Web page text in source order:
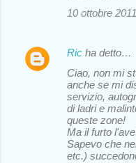
10 ottobre
Ric ha detto…
Ciao, non mi
anche se mi
servizio,
di ladri e
queste zone!
Ma il furto
Sapevo che
etc.)